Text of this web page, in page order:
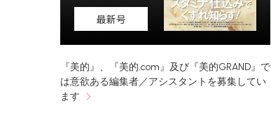
最新号
『美的』、『美的.com』及び『美的GRAND』で
は意欲ある編集者／アシスタントを募集してい
ます